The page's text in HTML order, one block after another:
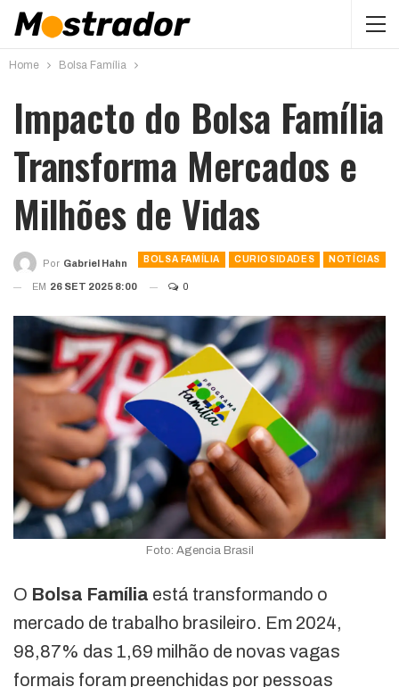
Home Bolsa Família
Impacto do Bolsa Família
Transforma Mercados e
Milhões de Vidas
BOLSA FAMÍLIA CURIOSIDADES NOTÍCIAS
Por Gabriel Hahn
EM 26 SET 2025 8:00 0
Foto: Agencia Brasil
O Bolsa Família está transformando o
mercado de trabalho brasileiro. Em 2024,
98,87% das 1,69 milhão de novas vagas
formais foram preenchidas por pessoas